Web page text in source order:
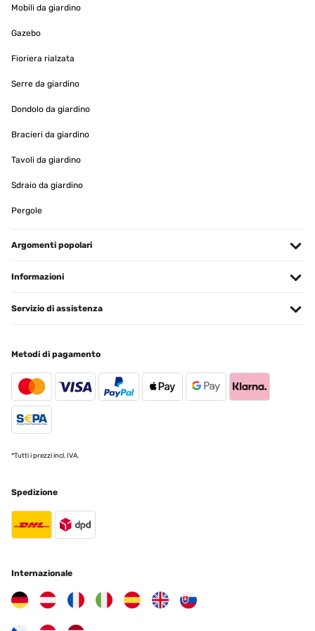
Mobili da giardino
Gazebo
Fioriera rialzata
Serre da giardino
Dondolo da giardino
Bracieri da giardino
Tavoli da giardino
Sdraio da giardino
Pergole
Argomenti popolari
Informazioni
Servizio di assistenza
Metodi di pagamento
*Tutti i prezzi incl. IVA.
Spedizione
Internazionale